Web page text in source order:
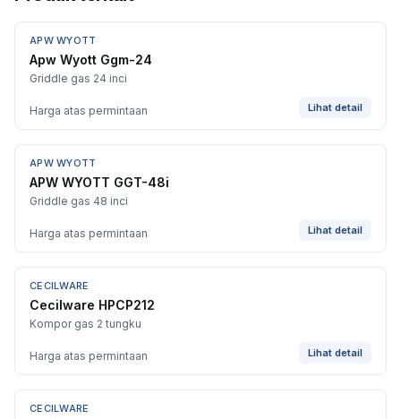
APW WYOTT
Apw Wyott Ggm-24
Griddle gas 24 inci
Harga atas permintaan Lihat detail
APW WYOTT
APW WYOTT GGT-48i
Griddle gas 48 inci
Harga atas permintaan Lihat detail
CECILWARE
Cecilware HPCP212
Kompor gas 2 tungku
Harga atas permintaan Lihat detail
CECILWARE